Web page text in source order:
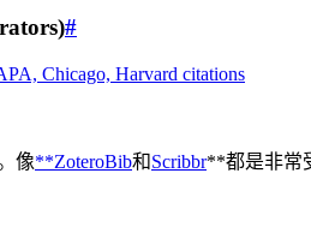
#
Chicago, Harvard citations
像**ZoteroBib和Scribbr**都是非常